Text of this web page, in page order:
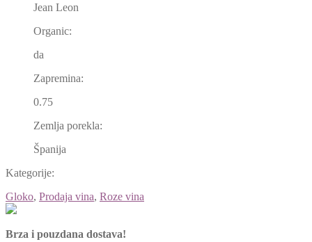
Jean Leon
Organic:
da
Zapremina:
0.75
Zemlja porekla:
Španija
Kategorije:
Gloko, Prodaja vina, Roze vina
Brza i pouzdana dostava!